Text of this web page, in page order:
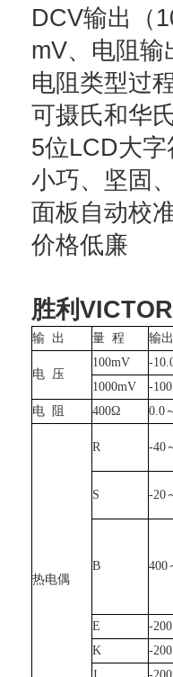
DCV输出（
mV、电阻输
电阻类型过
可摄氏和华
5位LCD大
小巧、坚固
面板自动校
价格低廉
胜利
输 出 量 程 输
电 压
100mV
-
1000mV
-
电 阻
400Ω 0.0
热电偶
R -40
S -20
B 400
E
-
K
-